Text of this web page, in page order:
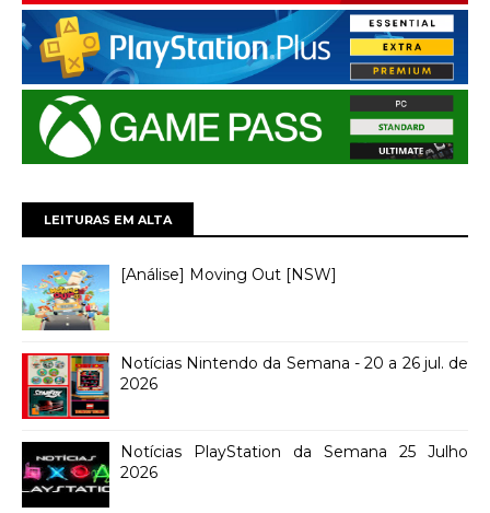
LEITURAS EM ALTA
[Análise] Moving Out [NSW]
Notícias Nintendo da Semana - 20 a 26 jul. de
2026
Notícias PlayStation da Semana 25 Julho
2026